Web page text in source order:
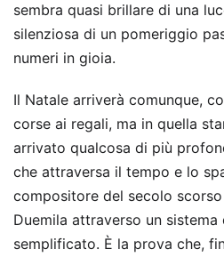
sembra quasi brillare di una
silenziosa di un pomeriggio
numeri in gioia.
Il Natale arriverà comunque,
corse ai regali, ma in quella
arrivato qualcosa di più
che attraversa il tempo e lo
compositore del secolo
Duemila attraverso un
semplificato. È la prova che,